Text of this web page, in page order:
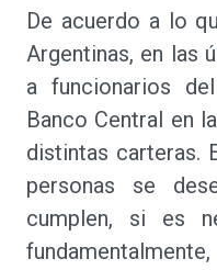
De acuerdo a lo
Argentinas, en las
a funcionarios
Banco Central en
distintas carteras.
personas se
cumplen, si es